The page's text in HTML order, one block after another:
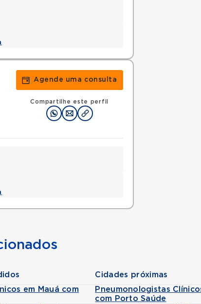
Agende uma consulta
Compartilhe este perfil
em Mauá com
Cidades próximas
Pneumonologistas
com Porto Saúde